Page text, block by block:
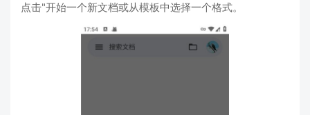
点击"开始一个新文档或从模板中选择一个格式。